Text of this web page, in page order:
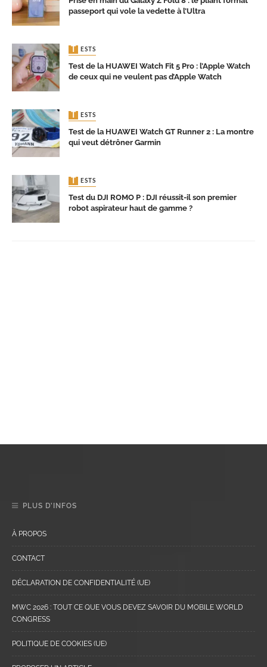
passeport qui vole la vedette à l’Ultra
TESTS
Test de la HUAWEI Watch Fit 5 Pro : l’Apple Watch
de ceux qui ne veulent pas d’Apple Watch
TESTS
Test de la HUAWEI Watch GT Runner 2 : La montre
qui veut détrôner Garmin
TESTS
Test du DJI ROMO P : DJI réussit-il son premier
robot aspirateur haut de gamme ?
PLUS D’INFOS
À PROPOS
CONTACT
DÉCLARATION DE CONFIDENTIALITÉ (UE)
MWC 2026 : TOUT CE QUE VOUS DEVEZ SAVOIR DU MOBILE WORLD
CONGRESS
POLITIQUE DE COOKIES (UE)